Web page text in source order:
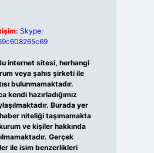
Skype:
internet sitesi, herhangi
veya şahıs şirketi ile
bulunmamaktadır.
kendi hazırladığımız
Burada yer
niteliği taşımamakta
ve kişiler hakkında
Gerçek
ile isim benzerlikleri